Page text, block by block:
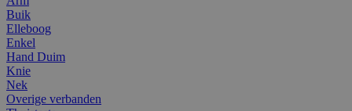
Buik
Elleboog
Enkel
Hand Duim
Knie
Nek
Overige verbanden